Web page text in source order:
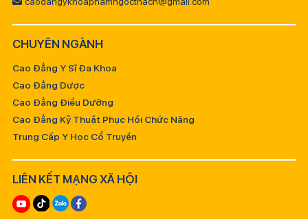
CHUYÊN NGÀNH
Cao Đẳng Y Sĩ Đa Khoa
Cao Đẳng Dược
Cao Đẳng Điều Dưỡng
Cao Đẳng Kỹ Thuật Phục Hồi Chức Năng
Trung Cấp Y Học Cổ Truyền
LIÊN KẾT MẠNG XÃ HỘI